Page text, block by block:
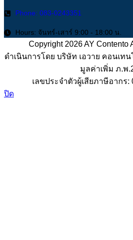
Phone: 083-0243351
Hours: จันทร์-เสาร์ 9:00 - 18:00 น.
Copyright 2026AY Contento
ดำเนินการโดย บริษัท เอวาย คอนเท
มูลค่าเพิ่ม ภ.พ
เลขประจำตัวผู้เสียภาษีอากร:
ปิด